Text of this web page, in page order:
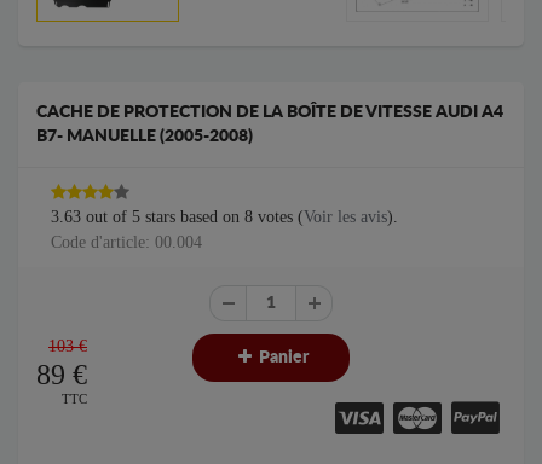
CACHE DE PROTECTION DE LA BOÎTE DE VITESSE AUDI A4
B7- MANUELLE (2005-2008)
3.63 out of 5 stars based on 8 votes (Voir les avis).
Code d'article: 00.004
103 €
89 €
TTC
Panier